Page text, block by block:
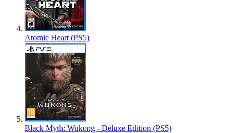
Atomic Heart (PS5)
Black Myth: Wukong - Deluxe Edition (PS5)